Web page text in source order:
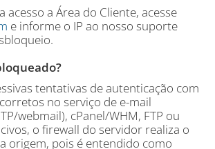
acesso a Área do Cliente, acesse
e informe o IP ao nosso suporte
tentativas de autenticação com
no serviço de e-mail
webmail), cPanel/WHM, FTP ou
o firewall do servidor realiza o
origem, pois é entendido como